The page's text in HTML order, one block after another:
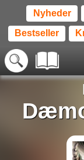
Nyheder
Bestseller